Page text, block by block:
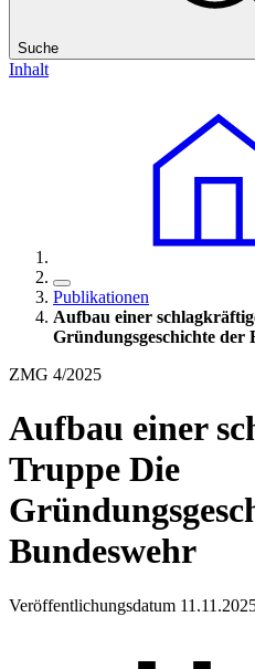
Suche
Inhalt
Publikationen
Aufbau einer
Gründungsgeschichte der
ZMG 4/2025
Aufbau einer
Truppe Die
Bundeswehr
Veröffentlichungsdatum